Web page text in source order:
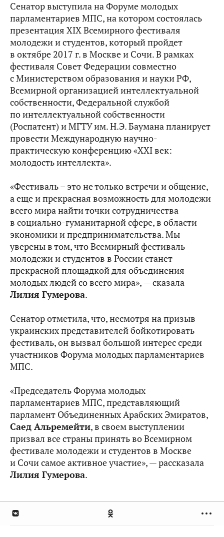
Сенатор выступила на Форуме молодых
парламентариев МПС, на котором состоялась
презентация XIX Всемирного фестиваля
молодежи и студентов, который пройдет
в октябре 2017 г. в Москве и Сочи. В рамках
фестиваля Совет Федерации совместно
с Министерством образования и науки РФ,
Всемирной организацией интеллектуальной
собственности, Федеральной службой
по интеллектуальной собственности
(Роспатент) и МГТУ им. Н.Э. Баумана планирует
провести Международную научно-
практическую конференцию «XXI век:
молодость интеллекта».
«Фестиваль – это не только встречи и общение,
а еще и прекрасная возможность для молодежи
всего мира найти точки сотрудничества
в социально-гуманитарной сфере, в области
экономики и предпринимательства. Мы
уверены в том, что Всемирный фестиваль
молодежи и студентов в России станет
прекрасной площадкой для объединения
молодых людей со всего мира», — сказала
Лилия Гумерова.
Сенатор отметила, что, несмотря на призыв
украинских представителей бойкотировать
фестиваль, он вызвал большой интерес среди
участников Форума молодых парламентариев
МПС.
«Председатель Форума молодых
парламентариев МПС, представляющий
парламент Объединенных Арабских Эмиратов,
Саед Альремейти, в своем выступлении
призвал все страны принять во Всемирном
фестивале молодежи и студентов в Москве
и Сочи самое активное участие», — рассказала
Лилия Гумерова.